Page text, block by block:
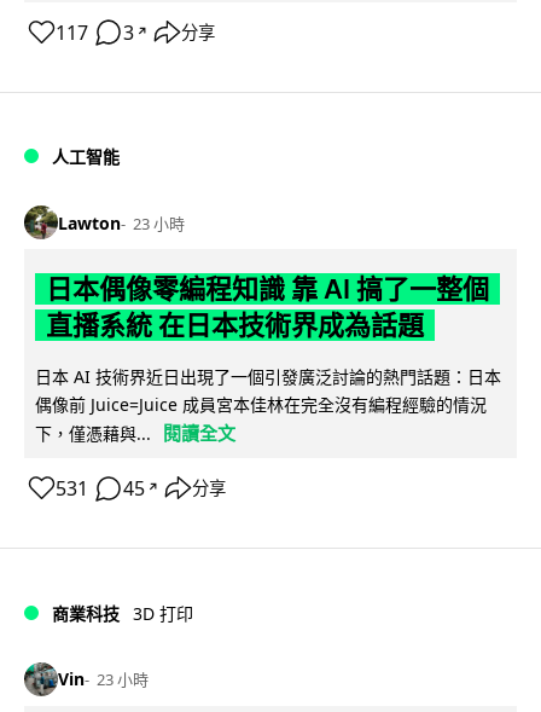
117 3 ↗ 分享
人工智能
Lawton 23 小時
日本偶像零編程知識 靠 AI 搞了一整個
直播系統 在日本技術界成為話題
日本 AI 技術界近日出現了一個引發廣泛討論的熱門話題：日本
偶像前 Juice=Juice 成員宮本佳林在完全沒有編程經驗的情況
下，僅憑藉與...
閱讀全文
531 45 ↗ 分享
商業科技 3D 打印
Vin 23 小時